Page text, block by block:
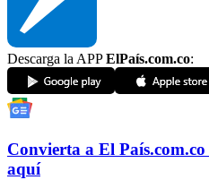
Descarga la APPElPaís.com.co:
Convierta a El País.com.co
aquí